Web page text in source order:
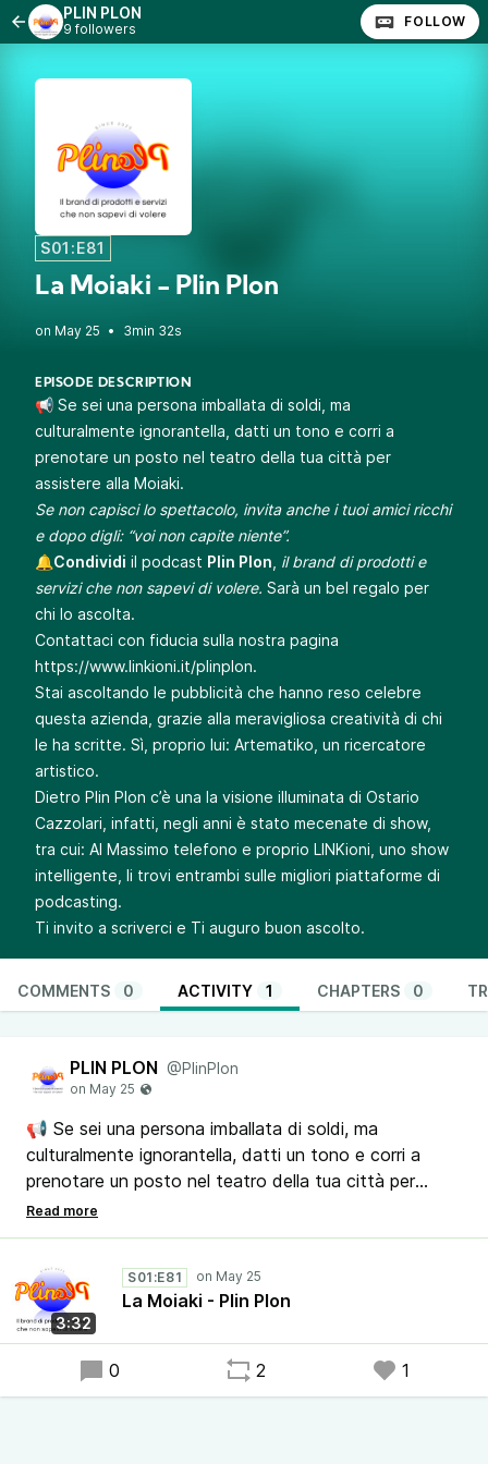
PLIN PLON
9 followers FOLLOW
S01:E81
La Moiaki - Plin Plon
• 3min 32s
EPISODE DESCRIPTION
📢 Se sei una persona imballata di soldi, ma
culturalmente ignorantella, datti un tono e corri a
prenotare un posto nel teatro della tua città per
assistere alla Moiaki.
Se non capisci lo spettacolo, invita anche i tuoi amici ricchi
e dopo digli: “voi non capite niente”.
🔔Condividi il podcast Plin Plon il brand di prodotti e
servizi che non sapevi di volere. Sarà un bel regalo per
chi lo ascolta.
Contattaci con fiducia sulla nostra pagina
https://www.linkioni.it/plinplon.
Stai ascoltando le pubblicità che hanno reso celebre
questa azienda, grazie alla meravigliosa creatività di chi
le ha scritte. Sì, proprio lui: Artematiko, un ricercatore
artistico.
Dietro Plin Plon c’è una la visione illuminata di Ostario
Cazzolari, infatti, negli anni è stato mecenate di show,
tra cui: Al Massimo telefono e proprio LINKioni, uno show
intelligente, li trovi entrambi sulle migliori piattaforme di
podcasting.
Ti invito a scriverci e Ti auguro buon ascolto.
COMMENTS 0 ACTIVITY 1 CHAPTERS 0
PLIN PLON @PlinPlon
📢 Se sei una persona imballata di soldi, ma
culturalmente ignorantella, datti un tono e corri a
prenotare un posto nel teatro della tua città per
assistere alla Moiaki.
ricchi e dopo digli: "voi non capite niente".
🔔Condividi il podcast Plin Plon, il brand di prodotti e
servizi che non sapevi di volere. Sarà un bel regalo per
3:32
S01:E81
La Moiaki - Plin Plon
0 2 1